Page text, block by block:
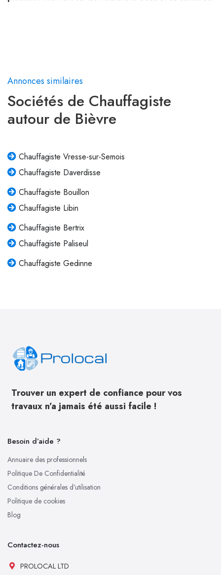
Annonces similaires
Sociétés de Chauffagiste
autour de Bièvre
Chauffagiste Vresse-sur-Semois
Chauffagiste Daverdisse
Chauffagiste Bouillon
Chauffagiste Libin
Chauffagiste Bertrix
Chauffagiste Paliseul
Chauffagiste Gedinne
Trouver un expert de confiance pour vos
travaux n’a jamais été aussi facile !
Besoin d’aide ?
Annuaire des professionnels
Politique De Confidentialité
Conditions générales d’utilisation
Politique de cookies
Blog
Contactez-nous
PROLOCAL LTD